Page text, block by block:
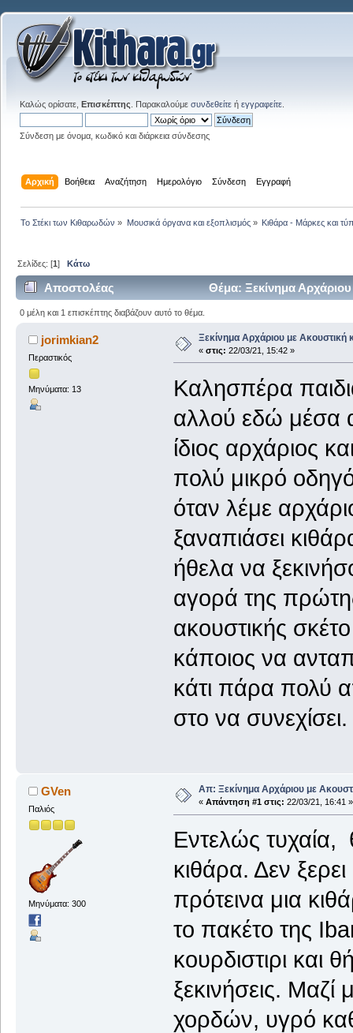
Καλώς ορίσατε, Επισκέπτης . Παρακαλούμε συνδεθείτε ή εγγραφείτε
Σύνδεση με όνομα, κωδικό και διάρκεια σύνδεσης
Αρχική Βοήθεια Αναζήτηση Ημερολόγιο Σύνδεση Εγγραφή
Το Στέκι των Κιθαρωδών » Μουσικά όργανα και εξοπλισμός» Κιθάρα - Μάρκες και
Σελίδες: [1]Κάτω
Αποστολέας Θέμα: Ξεκίνημα
0 μέλη και 1 επισκέπτης διαβάζουν αυτό το θέμα.
jorimkian2
Περαστικός
Μηνύματα: 13
Ξεκίνημα Αρχάριου με Ακουστική
« στις: 22/03/21, 15:42 »
Καλησπέρα
αλλού εδώ μέσα
ίδιος αρχάριος
πολύ μικρό οδηγό
όταν λέμε
ξαναπιάσει
ήθελα να
αγορά της
ακουστικής
κάποιος να
κάτι πάρα πολύ
στο να συνεχίσει.
GVen
Παλιός
Μηνύματα: 300
Απ: Ξεκίνημα Αρχάριου με
« Απάντηση #1 στις: 22/03/21, 16:41 »
Εντελώς τυχαία,
κιθάρα. Δεν
πρότεινα μια
το πακέτο της
κουρδιστιρι και
ξεκινήσεις.
χορδών, υγρό